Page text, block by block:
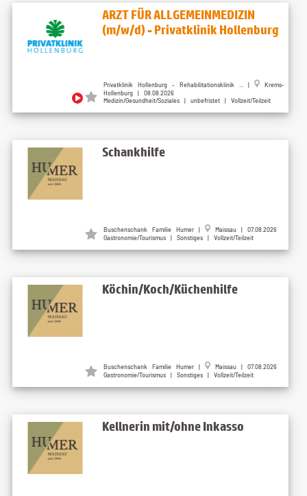
ARZT FÜR ALLGEMEINMEDIZIN
(m/w/d) - Privatklinik Hollenburg
Privatklinik Hollenburg - Rehabilitationsklinik ...
Krems-
Hollenburg | 08.08.2026
Medizin/Gesundheit/Soziales | unbefristet | Vollzeit/Teilzeit
Schankhilfe
Buschenschank Familie Humer Maissau
| 07.08.2026
Gastronomie/Tourismus | Sonstiges | Vollzeit/Teilzeit
Köchin/Koch/Küchenhilfe
Buschenschank Familie Humer Maissau
| 07.08.2026
Gastronomie/Tourismus | Sonstiges | Vollzeit/Teilzeit
Kellnerin mit/ohne Inkasso